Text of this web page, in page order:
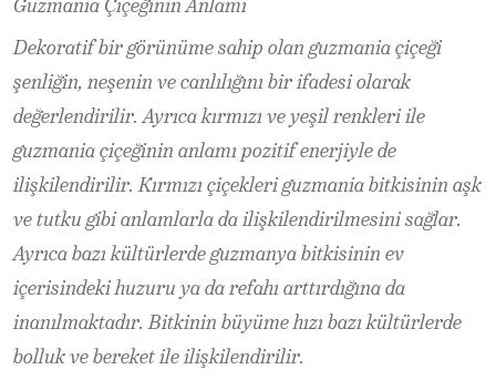
Guzmania Çiçeğinin Anlamı
Dekoratif bir görünüme sahip olan guzmania çiçeği
şenliğin, neşenin ve canlılığını bir ifadesi olarak
değerlendirilir. Ayrıca kırmızı ve yeşil renkleri ile
guzmania çiçeğinin anlamı pozitif enerjiyle de
ilişkilendirilir. Kırmızı çiçekleri guzmania bitkisinin aşk
ve tutku gibi anlamlarla da ilişkilendirilmesini sağlar.
Ayrıca bazı kültürlerde guzmanya bitkisinin ev
içerisindeki huzuru ya da refahı arttırdığına da
inanılmaktadır. Bitkinin büyüme hızı bazı kültürlerde
bolluk ve bereket ile ilişkilendirilir.